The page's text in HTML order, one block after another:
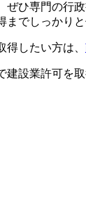
ひ専門の行
でしっかりと
したい方は、
設業許可を取